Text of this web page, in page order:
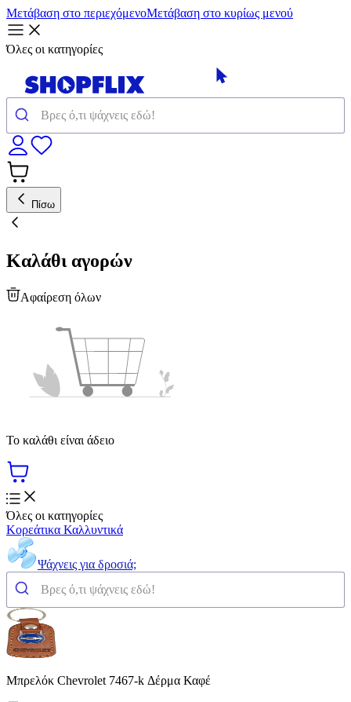
Μετάβαση στο περιεχόμενοΜετάβαση στο κυρίως μενού
Όλες οι κατηγορίες
Πίσω
Καλάθι αγορών
Αφαίρεση όλων
Το καλάθι είναι άδειο
Όλες οι κατηγορίες
Κορεάτικα Καλλυντικά
Ψάχνεις για δροσιά;
Μπρελόκ Chevrolet 7467-k Δέρμα Καφέ